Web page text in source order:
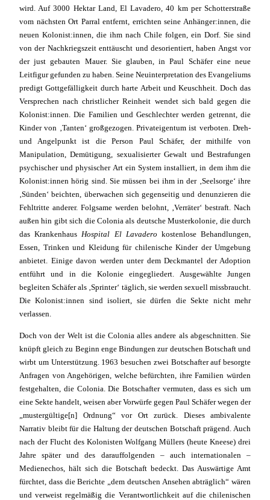
wird. Auf 3000 Hektar Land, El Lavadero, 40 km per Schotterstraße
vom nächsten Ort Parral entfernt, errichten seine Anhänger:innen, die
neuen Kolonist:innen, die ihm nach Chile folgen, ein Dorf. Sie sind
von der Nachkriegszeit enttäuscht und desorientiert, haben Angst vor
der just gebauten Mauer. Sie glauben, in Paul Schäfer eine neue
Leitfigur gefunden zu haben. Seine Neuinterpretation des Evangeliums
predigt Gottgefälligkeit durch harte Arbeit und Keuschheit. Doch das
Versprechen nach christlicher Reinheit wendet sich bald gegen die
Kolonist:innen. Die Familien und Geschlechter werden getrennt, die
Kinder von ‚Tanten‘ großgezogen. Privateigentum ist verboten. Dreh-
und Angelpunkt ist die Person Paul Schäfer, der mithilfe von
Manipulation, Demütigung, sexualisierter Gewalt und Bestrafungen
psychischer und physischer Art ein System installiert, in dem ihm die
Kolonist:innen hörig sind. Sie müssen bei ihm in der ‚Seelsorge‘ ihre
‚Sünden‘ beichten, überwachen sich gegenseitig und denunzieren die
Fehltritte anderer. Folgsame werden belohnt, ‚Verräter‘ bestraft. Nach
außen hin gibt sich die Colonia als deutsche Musterkolonie, die durch
das Krankenhaus Hospital El Lavadero kostenlose Behandlungen,
Essen, Trinken und Kleidung für chilenische Kinder der Umgebung
anbietet. Einige davon werden unter dem Deckmantel der Adoption
entführt und in die Kolonie eingegliedert. Ausgewählte Jungen
begleiten Schäfer als ‚Sprinter‘ täglich, sie werden sexuell missbraucht.
Die Kolonist:innen sind isoliert, sie dürfen die Sekte nicht mehr
verlassen.
Doch von der Welt ist die Colonia alles andere als abgeschnitten. Sie
knüpft gleich zu Beginn enge Bindungen zur deutschen Botschaft und
wirbt um Unterstützung. 1963 besuchen zwei Botschafter auf besorgte
Anfragen von Angehörigen, welche befürchten, ihre Familien würden
festgehalten, die Colonia. Die Botschafter vermuten, dass es sich um
eine Sekte handelt, weisen aber Vorwürfe gegen Paul Schäfer wegen der
„mustergültige[n] Ordnung“ vor Ort zurück. Dieses ambivalente
Narrativ bleibt für die Haltung der deutschen Botschaft prägend. Auch
nach der Flucht des Kolonisten Wolfgang Müllers (heute Kneese) drei
Jahre später und des darauffolgenden – auch internationalen –
Medienechos, hält sich die Botschaft bedeckt. Das Auswärtige Amt
fürchtet, dass die Berichte „dem deutschen Ansehen abträglich“ wären
und verweist regelmäßig die Verantwortlichkeit auf die chilenischen